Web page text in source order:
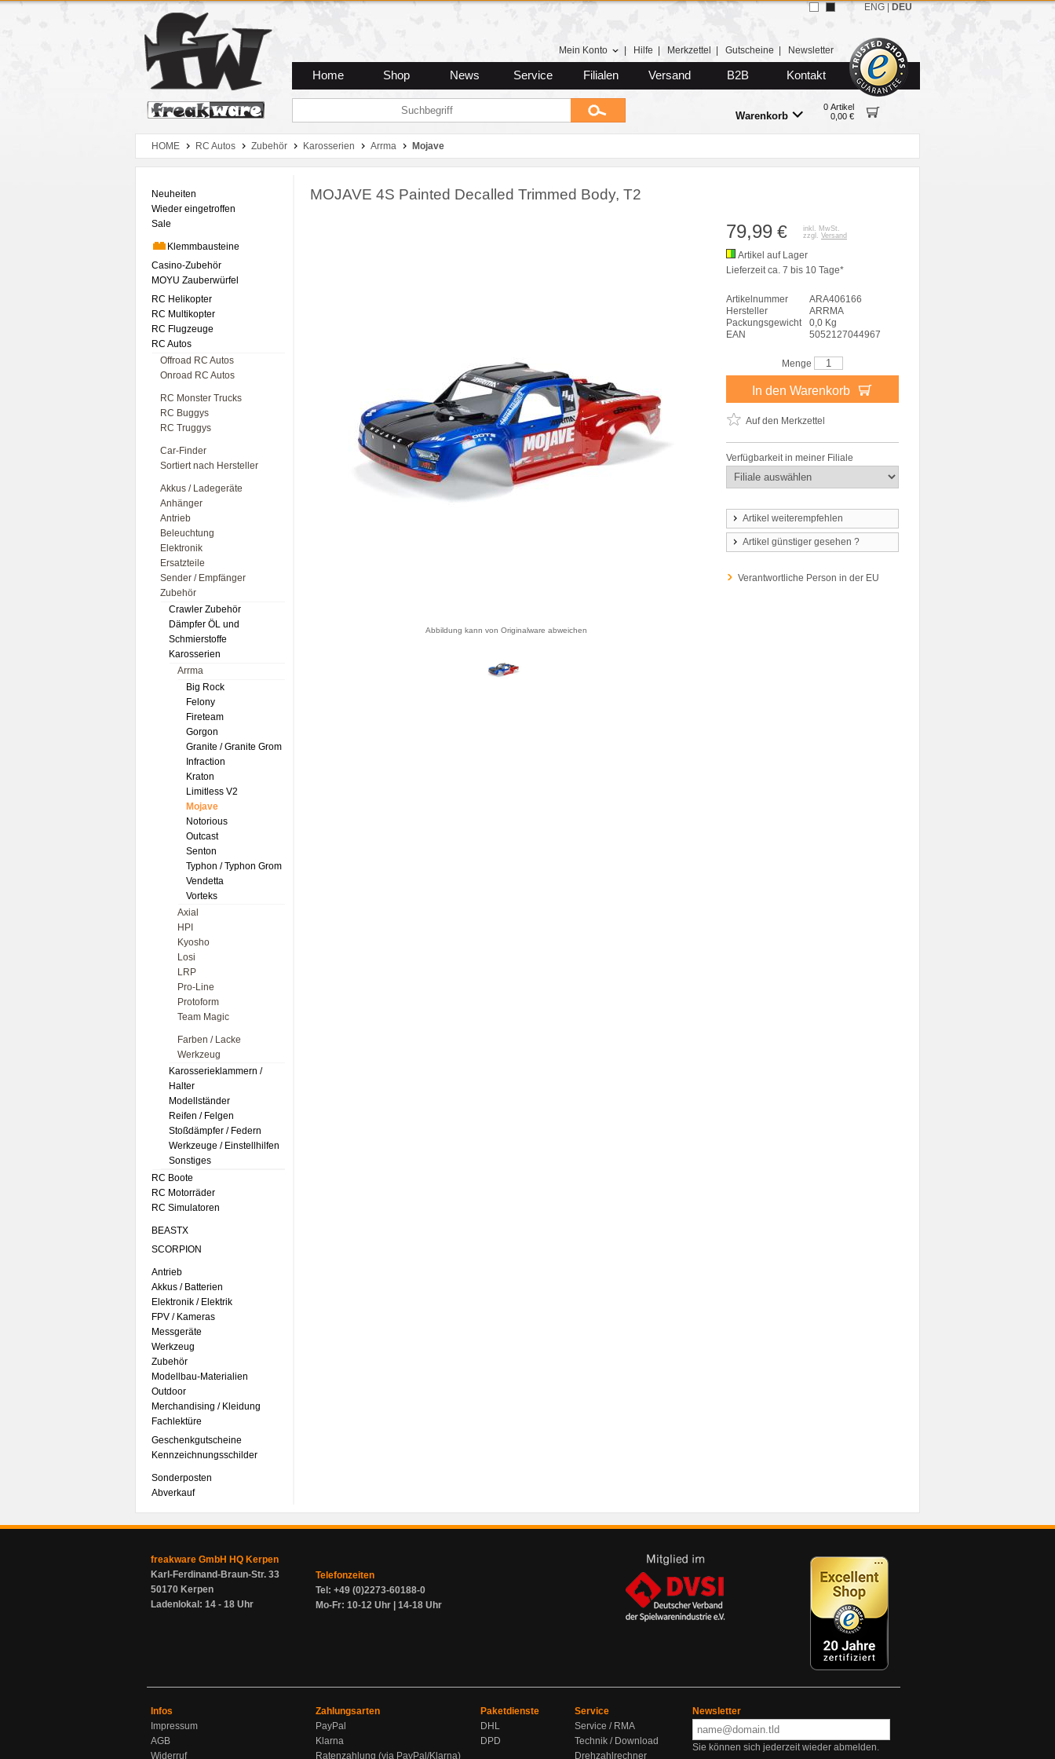
Zum Hauptmenue
Zum Seiteninhalt
Zum Warenkob
Mein Konto Hilfe Merkzettel Gutscheine Newsletter
Home Shop News Service Filialen Versand B2B Kontakt
Warenkorb
0 Artikel
0,00 €
ENG DEU
HOME RC Autos Zubehör Karosserien Arrma Mojave
Neuheiten
Wieder eingetroffen
Sale
Klemmbausteine
Casino-Zubehör
MOYU Zauberwürfel
RC Helikopter
RC Multikopter
RC Flugzeuge
RC Autos
Offroad RC Autos
Onroad RC Autos
RC Monster Trucks
RC Buggys
RC Truggys
Car-Finder
Sortiert nach Hersteller
Akkus / Ladegeräte
Anhänger
Antrieb
Beleuchtung
Elektronik
Ersatzteile
Sender / Empfänger
Zubehör
Crawler Zubehör
Dämpfer ÖL und
Schmierstoffe
Karosserien
Arrma
Big Rock
Felony
Fireteam
Gorgon
Granite / Granite Grom
Infraction
Kraton
Limitless V2
Mojave
Notorious
Outcast
Senton
Typhon / Typhon Grom
Vendetta
Vorteks
Axial
HPI
Kyosho
Losi
LRP
Pro-Line
Protoform
Team Magic
Farben / Lacke
Werkzeug
Karosserieklammern /
Halter
Modellständer
Reifen / Felgen
Stoßdämpfer / Federn
Werkzeuge / Einstellhilfen
Sonstiges
RC Boote
RC Motorräder
RC Simulatoren
BEASTX
SCORPION
Antrieb
Akkus / Batterien
Elektronik / Elektrik
FPV / Kameras
Messgeräte
Werkzeug
Zubehör
Modellbau-Materialien
Outdoor
Merchandising / Kleidung
Fachlektüre
Geschenkgutscheine
Kennzeichnungsschilder
Sonderposten
Abverkauf
MOJAVE 4S Painted Decalled Trimmed Body, T2
Abbildung kann von Originalware abweichen
79,99 €
inkl. MwSt.
zzgl. Versand
Artikel auf Lager
Lieferzeit ca. 7 bis 10 Tage*
Artikelnummer
ARA406166
Hersteller
ARRMA
Packungsgewicht
0,0 Kg
EAN
5052127044967
Menge
In den Warenkorb
Auf den Merkzettel
Verfügbarkeit in meiner Filiale
Artikel weiterempfehlen
Artikel günstiger gesehen ?
Verantwortliche Person in der EU
freakware GmbH HQ Kerpen
Karl-Ferdinand-Braun-Str. 33
50170 Kerpen
Ladenlokal: 14 - 18 Uhr
Telefonzeiten
Tel: +49 (0)2273-60188-0
Mo-Fr: 10-12 Uhr | 14-18 Uhr
Infos
Impressum
AGB
Widerruf
Zahlungsarten
PayPal
Klarna
Ratenzahlung (via PayPal/Klarna)
Paketdienste
DHL
DPD
Service
Service / RMA
Technik / Download
Drehzahlrechner
Newsletter
Sie können sich jederzeit wieder abmelden.